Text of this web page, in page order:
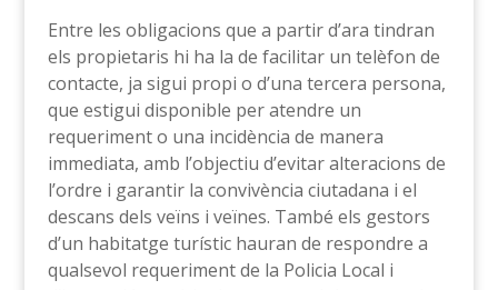
Entre les obligacions que a partir d’ara tindran
els propietaris hi ha la de facilitar un telèfon de
contacte, ja sigui propi o d’una tercera persona,
que estigui disponible per atendre un
requeriment o una incidència de manera
immediata, amb l’objectiu d’evitar alteracions de
l’ordre i garantir la convivència ciutadana i el
descans dels veïns i veïnes. També els gestors
d’un habitatge turístic hauran de respondre a
qualsevol requeriment de la Policia Local i